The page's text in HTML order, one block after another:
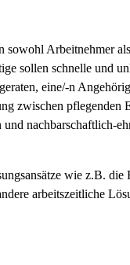
Arbeitnehmer
sollen schnelle und
eine/-n
zwischen pflegenden
nachbarschaftlich-
wie z.B. die
arbeitszeitliche